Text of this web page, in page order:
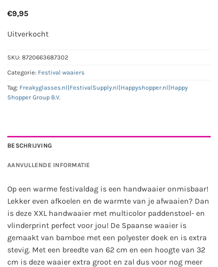
€9,95
Uitverkocht
SKU: 8720663687302
Categorie: Festival waaiers
Tag: Freakyglasses.nl|FestivalSupply.nl|Happyshopper.nl|Happy
Shopper Group B.V.
BESCHRIJVING
AANVULLENDE INFORMATIE
Op een warme festivaldag is een handwaaier onmisbaar!
Lekker even afkoelen en de warmte van je afwaaien? Dan
is deze XXL handwaaier met multicolor paddenstoel- en
vlinderprint perfect voor jou! De Spaanse waaier is
gemaakt van bamboe met een polyester doek en is extra
stevig. Met een breedte van 62 cm en een hoogte van 32
cm is deze waaier extra groot en zal dus voor nog meer